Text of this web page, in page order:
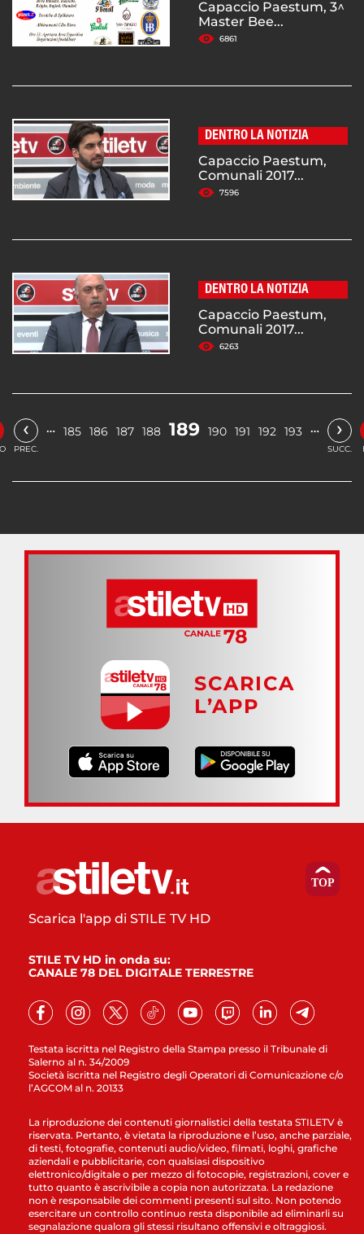
Capaccio Paestum, 3^
Master Bee...
6861
DENTRO LA NOTIZIA
Capaccio Paestum,
Comunali 2017...
7596
DENTRO LA NOTIZIA
Capaccio Paestum,
Comunali 2017...
6263
‹
PREC.
… 185 186 187 188 189 190 191 192 193 … ›
SUCC.
SCARICA
L’APP
Testata iscritta nel Registro della Stampa presso il Tribunale di
Salerno al n. 34/2009
Società iscritta nel Registro degli Operatori di Comunicazione c/o
l’AGCOM al n. 20133
Scarica l'app di STILE TV HD
STILE TV HD in onda su:
CANALE 78 DEL DIGITALE TERRESTRE
La riproduzione dei contenuti giornalistici della testata STILETV è
riservata. Pertanto, è vietata la riproduzione e l’uso, anche parziale,
di testi, fotografie, contenuti audio/video, filmati, loghi, grafiche
aziendali e pubblicitarie, con qualsiasi dispositivo
elettronico/digitale o per mezzo di fotocopie, registrazioni, cover e
tutto quanto è ascrivibile a copia non autorizzata. La redazione
non è responsabile dei commenti presenti sul sito. Non potendo
esercitare un controllo continuo resta disponibile ad eliminarli su
segnalazione qualora gli stessi risultano offensivi e oltraggiosi.